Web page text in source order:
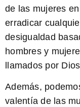
de las mujeres
erradicar
desigualdad
hombres y
llamados por
Además,
valentía de las